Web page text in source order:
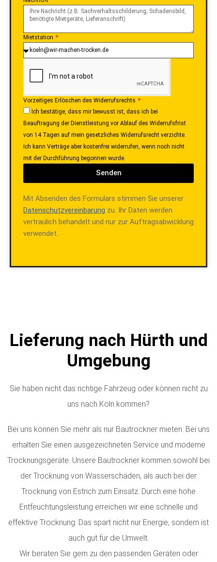
Mietstation
Vorzeitiges Erlöschen des Widerrufsrechts
Ich bestätige, dass mir bewusst ist, dass ich bei
Beauftragung der Dienstleistung vor Ablauf des Widerrufsfrist
von 14 Tagen auf mein gesetzliches Widerrufsrecht verzichte.
Ich kann Verträge aber kostenfrei widerrufen, wenn noch nicht
mit der Durchführung begonnen wurde.
Senden
Mit Absenden des Formulars stimmen Sie unserer
Datenschutzvereinbarung zu. Ihr Daten werden
vertraulich behandelt und nur zur Auftragsabwicklung
verwendet.
Lieferung nach Hürth und
Umgebung
Sie haben nicht das richtige Fahrzeug oder können nicht zu
uns nach Köln kommen?
Bei uns können Sie mehr als nur Bautrockner mieten. Bei uns
erhalten Sie einen ausgezeichneten Service und moderne
Trocknungsgeräte. Unsere Bautrockner kommen sowohl bei
der Trocknung von Wasserschäden, als auch bei der
Trocknung von Estrich zum Einsatz. Durch eine hohe
Entfeuchtungsleistung erreichen wir eine schnelle und
effektive Trocknung. Das spart nicht nur Energie, sondern ist
auch gut für die Umwelt.
Wir beraten Sie gern zu den passenden Geräten oder